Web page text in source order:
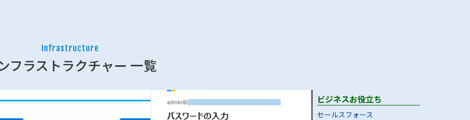
Infrastructure
フラストラクチャー 一覧
ビジネスお役立ち
セールスフォース